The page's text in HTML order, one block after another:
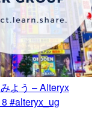
よう – Alteryx
#alteryx_ug